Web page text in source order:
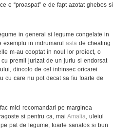
e “proaspat” e de fapt azotat ghebos si
in general si legume congelate in
exemplu in indrumarul asta de cheating
m-au cooptat in noul lor proiect, o
premii jurizat de un juriu si endorsat
dincolo de cel intrinsec oricarei
cu care nu pot decat sa fiu foarte de
mici recomandari pe marginea
si pentru ca, mai Amalia , uleiul
pat de legume, foarte sanatos si bun